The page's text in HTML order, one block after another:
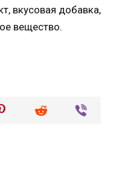
вкусовая добавка,
вещество.